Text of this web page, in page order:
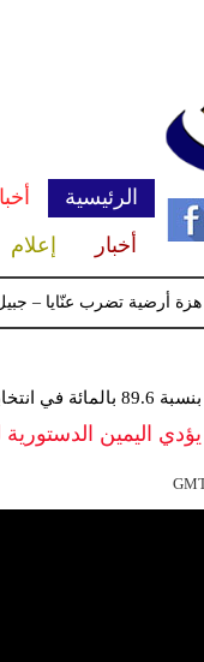
الرئيسية
أخبار
إعلام
تضرب عنّايا – جبيل بقوّة 2.8 درجات على مقياس
أي منافسين حقيقيين
اليمين